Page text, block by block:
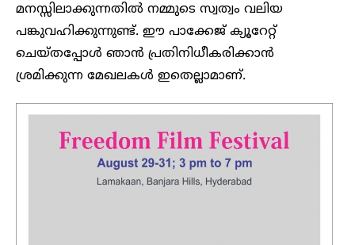
മനസ്സിലാക്കുന്നതിൽ നമ്മുടെ സ്വത്വം വലിയ
പങ്കുവഹിക്കുന്നുണ്ട്. ഈ പാക്കേജ് ക്യൂറേറ്റ്
ചെയ്തപ്പോൾ ഞാൻ പ്രതിനിധീകരിക്കാൻ
ശ്രമിക്കുന്ന മേഖലകൾ ഇതെല്ലാമാണ്.